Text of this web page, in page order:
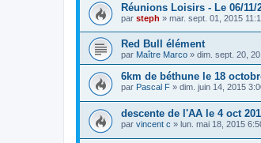
Réunions Loisirs - Le 06/11/
par steph » mar. sept. 01, 2015
Red Bull élément
par Maître Marco » dim. sept. 20,
6km de béthune le 18
par Pascal F » dim. juin 14, 2015
descente de l'AA le 4 oct
par vincent c » lun. mai 18, 2015